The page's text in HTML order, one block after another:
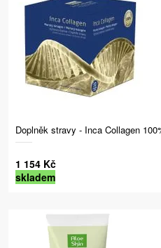
Doplněk stravy - Inca Collagen
1 154 Kč
skladem